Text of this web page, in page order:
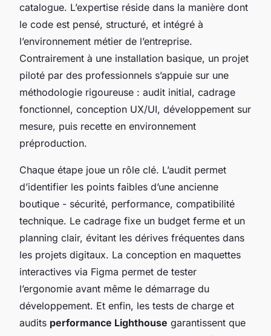
catalogue. L’expertise réside dans la manière dont
le code est pensé, structuré, et intégré à
l’environnement métier de l’entreprise.
Contrairement à une installation basique, un projet
piloté par des professionnels s’appuie sur une
méthodologie rigoureuse : audit initial, cadrage
fonctionnel, conception UX/UI, développement sur
mesure, puis recette en environnement
préproduction.
Chaque étape joue un rôle clé. L’audit permet
d’identifier les points faibles d’une ancienne
boutique - sécurité, performance, compatibilité
technique. Le cadrage fixe un budget ferme et un
planning clair, évitant les dérives fréquentes dans
les projets digitaux. La conception en maquettes
interactives via Figma permet de tester
l’ergonomie avant même le démarrage du
développement. Et enfin, les tests de charge et
audits performance Lighthouse garantissent que